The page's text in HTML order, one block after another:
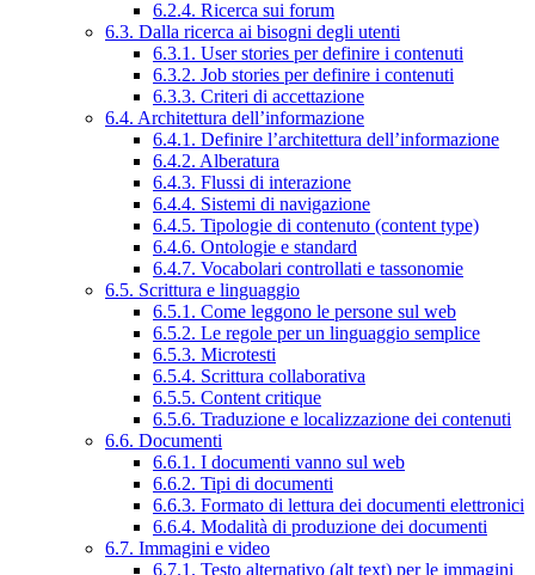
6.2.4. Ricerca sui forum
6.3. Dalla ricerca ai bisogni degli utenti
6.3.1. User stories per definire i contenuti
6.3.2. Job stories per definire i contenuti
6.3.3. Criteri di accettazione
6.4. Architettura dell’informazione
6.4.1. Definire l’architettura dell’informazione
6.4.2. Alberatura
6.4.3. Flussi di interazione
6.4.4. Sistemi di navigazione
6.4.5. Tipologie di contenuto (content type)
6.4.6. Ontologie e standard
6.4.7. Vocabolari controllati e tassonomie
6.5. Scrittura e linguaggio
6.5.1. Come leggono le persone sul web
6.5.2. Le regole per un linguaggio semplice
6.5.3. Microtesti
6.5.4. Scrittura collaborativa
6.5.5. Content critique
6.5.6. Traduzione e localizzazione dei contenuti
6.6. Documenti
6.6.1. I documenti vanno sul web
6.6.2. Tipi di documenti
6.6.3. Formato di lettura dei documenti elettronici
6.6.4. Modalità di produzione dei documenti
6.7. Immagini e video
6.7.1. Testo alternativo (alt text) per le immagini